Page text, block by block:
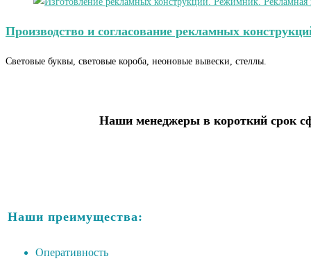
Производство и согласование рекламных
Световые буквы, световые короба, неоновые вывески, стеллы.
Наши менеджеры в короткий срок
Наши преимущества:
Оперативность